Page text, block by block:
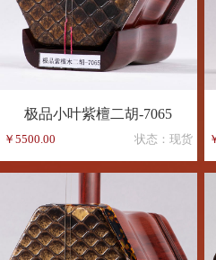
极品小叶紫檀二胡-7065
￥5500.00 状态：现货